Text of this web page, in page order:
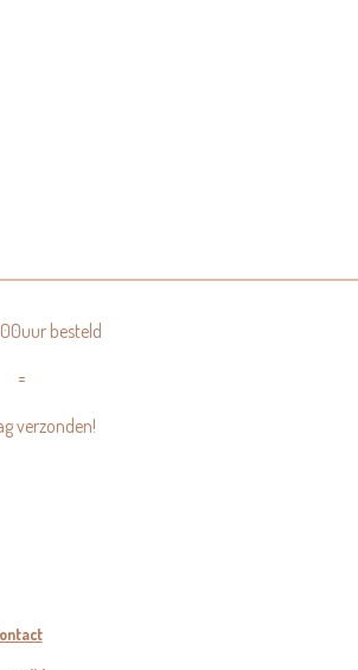
besteld
=
verzonden!